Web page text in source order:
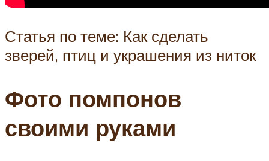
Статья по теме: Как сделать
зверей, птиц и украшения из ниток
Фото помпонов
своими руками